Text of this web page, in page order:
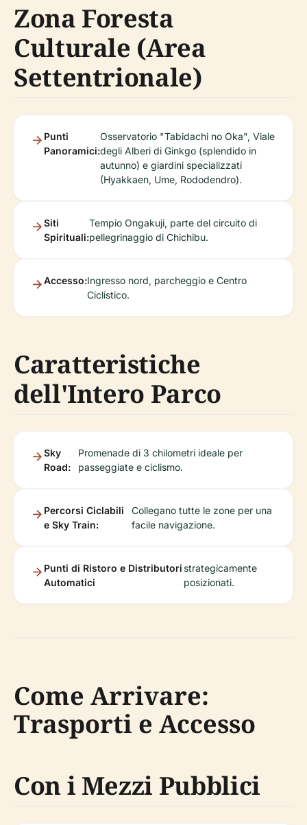
Zona Foresta
Culturale (Area
Settentrionale)
Punti
Panoramici:
Osservatorio "Tabidachi no Oka", Viale
degli Alberi di Ginkgo (splendido in
autunno) e giardini specializzati
(Hyakkaen, Ume, Rododendro).
Siti
Spirituali:
Tempio Ongakuji, parte del circuito di
pellegrinaggio di Chichibu.
Accesso:Ingresso nord, parcheggio e Centro
Ciclistico.
Caratteristiche
dell'Intero Parco
Sky
Road:
Promenade di 3 chilometri ideale per
passeggiate e ciclismo.
Percorsi Ciclabili
e Sky Train:
Collegano tutte le zone per una
facile navigazione.
Punti di Ristoro e Distributori
Automatici
strategicamente
posizionati.
Come Arrivare:
Trasporti e Accesso
Con i Mezzi Pubblici